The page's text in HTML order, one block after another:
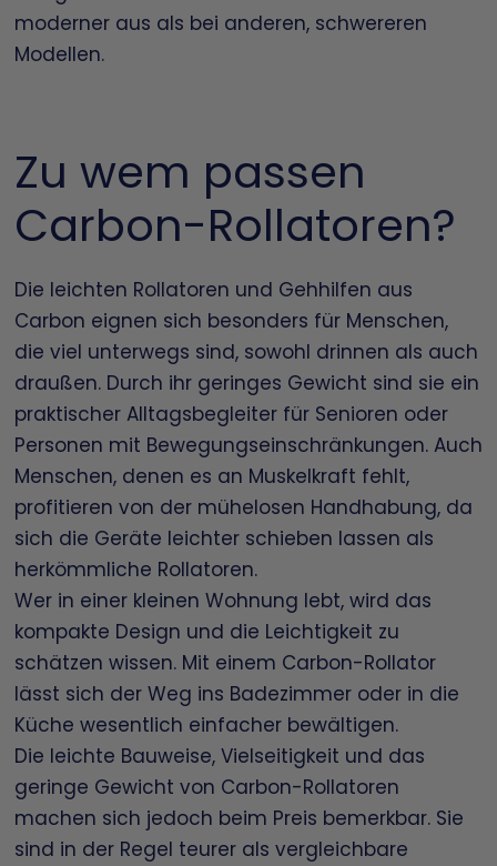
moderner aus als bei anderen, schwereren
Modellen.
Zu wem passen
Carbon-Rollatoren?
Die leichten Rollatoren und Gehhilfen aus
Carbon eignen sich besonders für Menschen,
die viel unterwegs sind, sowohl drinnen als auch
draußen. Durch ihr geringes Gewicht sind sie ein
praktischer Alltagsbegleiter für Senioren oder
Personen mit Bewegungseinschränkungen. Auch
Menschen, denen es an Muskelkraft fehlt,
profitieren von der mühelosen Handhabung, da
sich die Geräte leichter schieben lassen als
herkömmliche Rollatoren.
Wer in einer kleinen Wohnung lebt, wird das
kompakte Design und die Leichtigkeit zu
schätzen wissen. Mit einem Carbon-Rollator
lässt sich der Weg ins Badezimmer oder in die
Küche wesentlich einfacher bewältigen.
Die leichte Bauweise, Vielseitigkeit und das
geringe Gewicht von Carbon-Rollatoren
machen sich jedoch beim Preis bemerkbar. Sie
sind in der Regel teurer als vergleichbare